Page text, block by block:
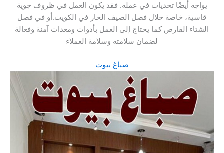
يواجه أيضًا تحديات في عمله. فقد يكون العمل في ظروف جوية
قاسية، خاصة خلال فصل الصيف الحار في الكويت.أو في فصل
الشتاء القارص كما يحتاج إلى العمل بأدوات ومعدات آمنة وفعالة
لضمان سلامته وسلامة العملاء
صباغ بيوت